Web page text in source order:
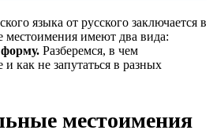
языка от русского заключается в
местоимения имеют два вида:
Разберемся, в чем
как не запутаться в разных
местоимения